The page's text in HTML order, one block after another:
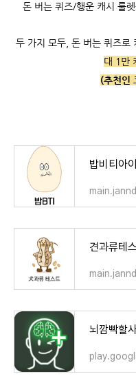
돈 버는 퀴즈/행운 캐시 룰
두 가지 모두, 돈 버는 퀴즈로
대 1만
(추천인
밥비티아
견과류테